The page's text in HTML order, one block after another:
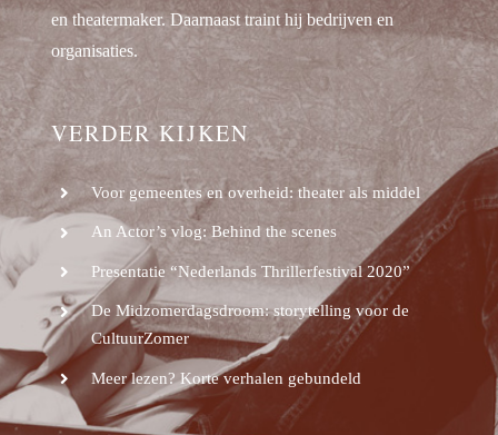
en theatermaker. Daarnaast traint hij bedrijven en
organisaties.
VERDER KIJKEN
Voor gemeentes en overheid: theater als middel
An Actor’s vlog: Behind the scenes
Presentatie “Nederlands Thrillerfestival 2020”
De Midzomerdagsdroom: storytelling voor de
CultuurZomer
Meer lezen? Korte verhalen gebundeld